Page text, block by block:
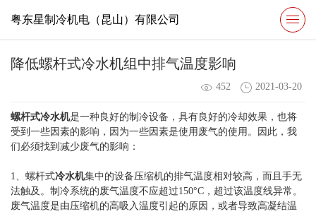
粤东星制冷机电（昆山）有限公司
降低螺杆式冷水机组中排气温度影响
452 2021-03-20
螺杆式冷水机是一种良好的制冷设备，具有良好的冷却效果，也将
受到一些因素的影响，因为一些因素是使用废气的使用。因此，我
们必须找到减少废气的影响：
1、螺杆式冷水机集中的设备压缩机的排气温度相对较高，而且手无
法触及。制冷系统的废气温度不应超过150°C，超过该温度线异常。
废气温度是由压缩机的高吸入温度引起的原因，或者导致高凝结温